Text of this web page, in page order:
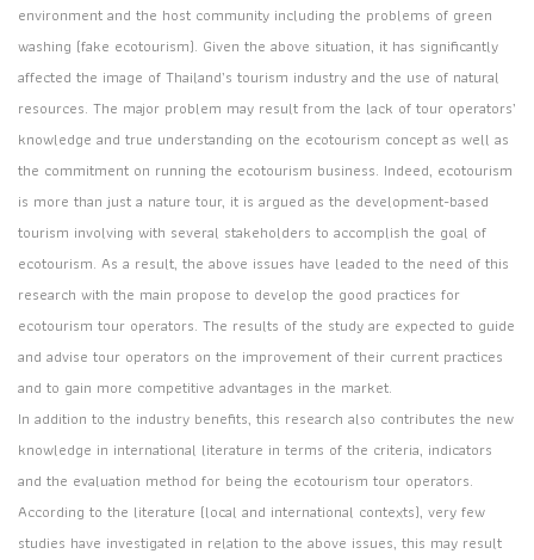
environment and the host community including the problems of green
washing (fake ecotourism). Given the above situation, it has significantly
affected the image of Thailand’s tourism industry and the use of natural
resources. The major problem may result from the lack of tour operators’
knowledge and true understanding on the ecotourism concept as well as
the commitment on running the ecotourism business. Indeed, ecotourism
is more than just a nature tour, it is argued as the development-based
tourism involving with several stakeholders to accomplish the goal of
ecotourism. As a result, the above issues have leaded to the need of this
research with the main propose to develop the good practices for
ecotourism tour operators. The results of the study are expected to guide
and advise tour operators on the improvement of their current practices
and to gain more competitive advantages in the market.
In addition to the industry benefits, this research also contributes the new
knowledge in international literature in terms of the criteria, indicators
and the evaluation method for being the ecotourism tour operators.
According to the literature (local and international contexts), very few
studies have investigated in relation to the above issues, this may result